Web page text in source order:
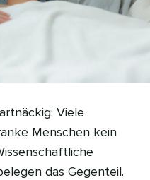
Viele
Menschen kein
das Gegenteil.